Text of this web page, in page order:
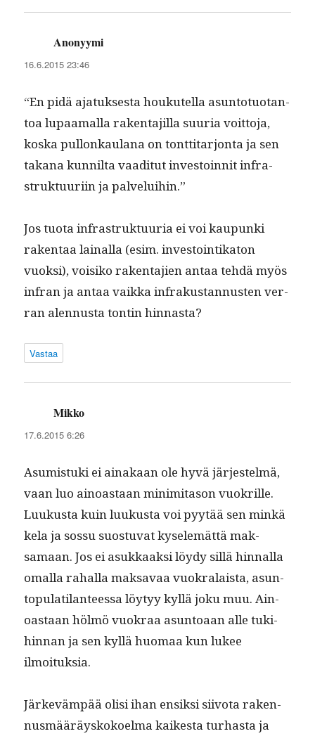
Anonyymi
16.6.2015 23:46
“En pidä ajatuk­ses­ta houkutel­la asun­to­tuotan­
toa lupaa­mal­la rak­en­ta­jil­la suuria voit­to­ja,
kos­ka pul­lonkaulana on tont­ti­tar­jon­ta ja sen
takana kun­nil­ta vaa­di­tut investoin­nit infra­
struk­tu­uri­in ja palveluihin.”
Jos tuo­ta infra­struk­tu­uria ei voi kaupun­ki
rak­en­taa lainal­la (esim. investoin­tika­ton
vuok­si), voisiko rak­en­ta­jien antaa tehdä myös
infran ja antaa vaik­ka infrakus­tan­nusten ver­
ran alen­nus­ta ton­tin hinnasta?
Vastaa
Mikko
17.6.2015 6:26
Asum­is­tu­ki ei ainakaan ole hyvä jär­jestelmä,
vaan luo ain­oas­taan minim­i­ta­son vuokrille.
Luukus­ta kuin luukus­ta voi pyytää sen minkä
kela ja sos­su suos­tu­vat kyse­lemät­tä mak­
samaan. Jos ei asukkaak­si löy­dy sil­lä hin­nal­la
oma­l­la rahal­la mak­savaa vuokralaista, asun­
top­u­lati­lanteessa löy­tyy kyl­lä joku muu. Ain­
oas­taan hölmö vuokraa asun­toaan alle tuk­i­
hin­nan ja sen kyl­lä huo­maa kun lukee
ilmoituksia.
Järkeväm­pää olisi ihan ensik­si siiv­ota raken­
nus­määräyskokoel­ma kaikesta turhas­ta ja